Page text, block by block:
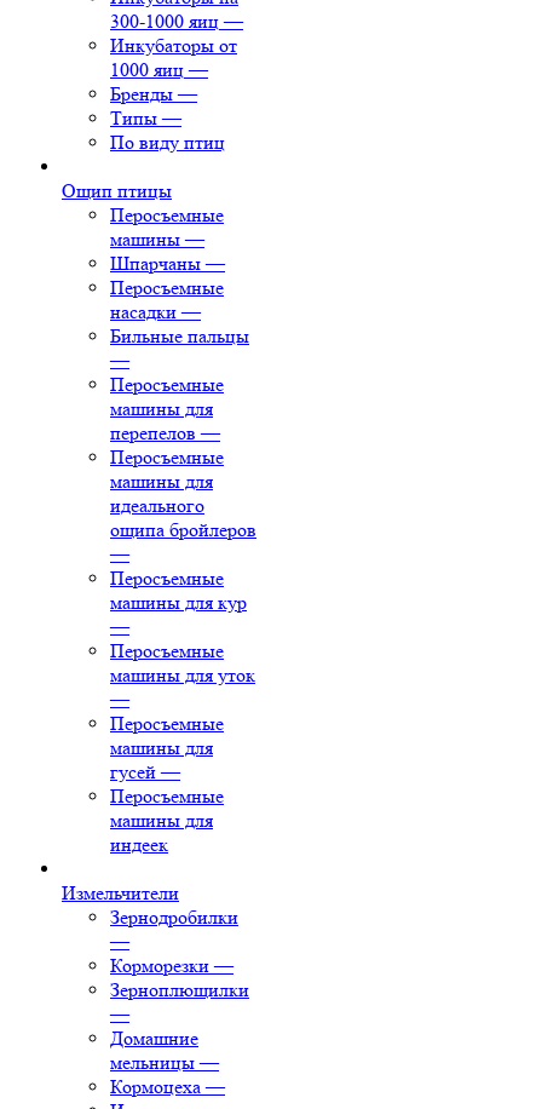
300-1000 яиц —
Инкубаторы от
1000 яиц —
Бренды —
Типы —
По виду птиц
Ощип птицы
Перосъемные
машины —
Шпарчаны —
Перосъемные
насадки —
Бильные пальцы
—
Перосъемные
машины для
перепелов —
Перосъемные
машины для
идеального
ощипа бройлеров
—
Перосъемные
машины для кур
—
Перосъемные
машины для уток
—
Перосъемные
машины для
гусей —
Перосъемные
машины для
индеек
Измельчители
Зернодробилки
—
Корморезки —
Зерноплющилки
—
Домашние
мельницы —
Кормоцеха —